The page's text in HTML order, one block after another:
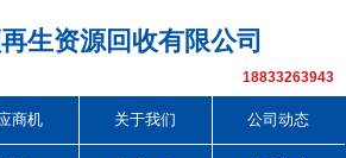
生资源回收有限公司
18833263943
商机 关于我们 公司动态